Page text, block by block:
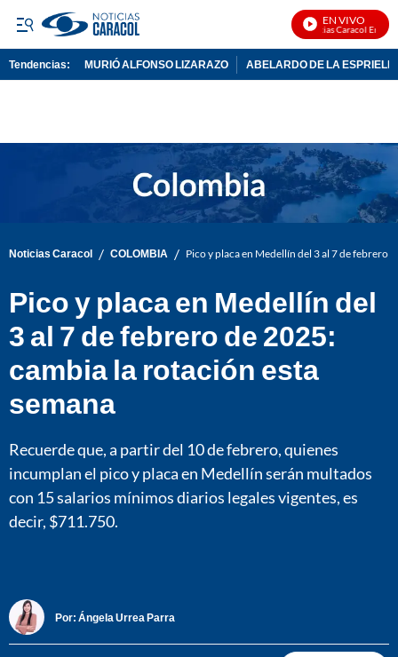
EN VIVO
Noticias Caracol En Vivo
Tendencias: MURIÓ ALFONSO LIZARAZO ABELARDO DE LA
Noticias Caracol / COLOMBIA / Pico y placa en Medellín del 3 al 7 de febrero
Pico y placa en Medellín del
3 al 7 de febrero de 2025:
cambia la rotación esta
semana
Recuerde que, a partir del 10 de febrero, quienes
incumplan el pico y placa en Medellín serán multados
con 15 salarios mínimos diarios legales vigentes, es
decir, $711.750.
Por: Ángela Urrea Parra